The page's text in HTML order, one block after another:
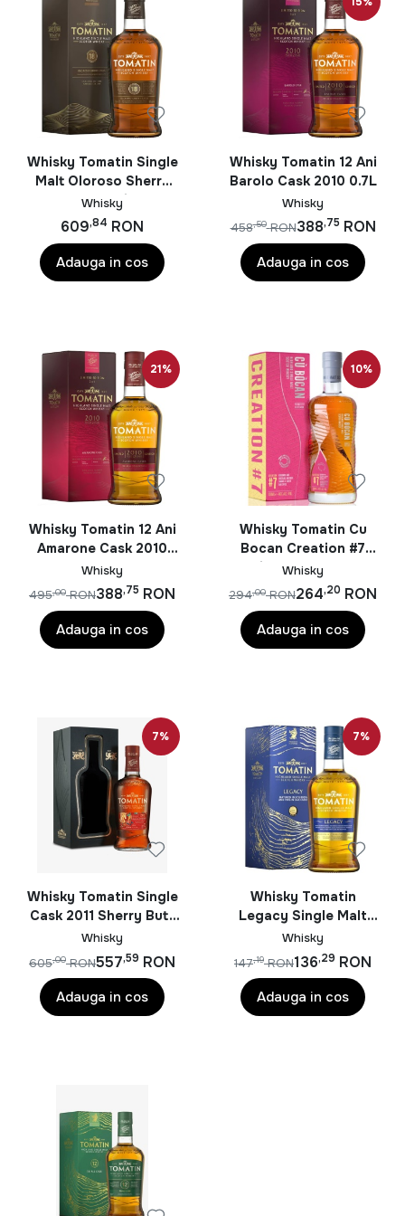
parfumate.
Baileys Irish Cream este băutura perfecta pentru
petrecerile somptuoase, însă poate reprezenta o doza
de răsfăț binemeritat într-o zi de weekend. Mireasma
puternica de cafea învăluită perfect de parfumul intens
de uitat.
Whisky Tomatin Single
Malt Oloroso Sherry
Casks 18 Ani 0.7L
Whisky
609,84 RON
Adauga in cos
Whisky Tomatin 12 Ani
Barolo Cask 2010 0.7L
Whisky
388,75 RON
458,50 RON
Adauga in cos
21%
Whisky Tomatin 12 Ani
Amarone Cask 2010
0.7L
Whisky
388,75 RON
495,00 RON
Adauga in cos
10%
Whisky Tomatin Cu
Bocan Creation #7
Single Malt 0.7L
Whisky
264,20 RON
294,00 RON
Adauga in cos
7%
Whisky Tomatin Single
Cask 2011 Sherry Butt
Year Of The Horse
2026 0.7L
Whisky
557,59 RON
605,00 RON
Adauga in cos
7%
Whisky Tomatin
Legacy Single Malt
0.7L
Whisky
136,29 RON
147,19 RON
Adauga in cos